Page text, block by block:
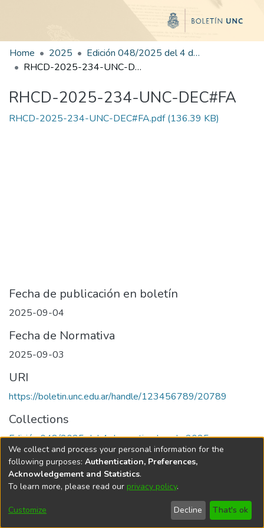
Home 2025
Edición 048/2025 del 4 de septiembre de 2025
RHCD-2025-234-UNC-DEC#FA
RHCD-2025-234-UNC-DEC#FA
RHCD-2025-234-UNC-DEC#FA.pdf(136.39 KB)
Fecha de publicación en boletín
2025-09-04
Fecha de Normativa
2025-09-03
URI
https://boletin.unc.edu.ar/handle/123456789/20789
Collections
Edición 048/2025 del 4 de septiembre de 2025
Universidad Nacional de Córdoba
We collect and process your personal information for the
following purposes: Authentication, Preferences,
Acknowledgement and Statistics.
To learn more, please read our privacy policy.
Customize Decline That's ok